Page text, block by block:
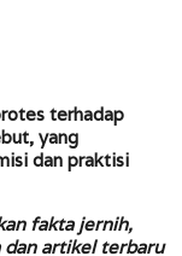
terhadap
yang
dan praktisi
fakta jernih,
dan artikel terbaru